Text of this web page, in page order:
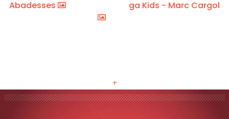
Abadesses Taga Kids - Marc Cargol
+